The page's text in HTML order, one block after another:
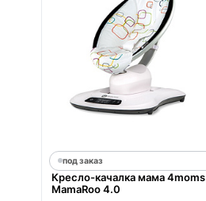
под заказ
Кресло-качалка мама 4moms
MamaRoo 4.0